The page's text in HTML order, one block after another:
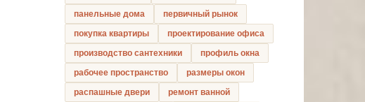
панельные дома
первичный рынок
покупка квартиры
проектирование офиса
производство сантехники
профиль окна
рабочее пространство
размеры окон
распашные двери
ремонт ванной